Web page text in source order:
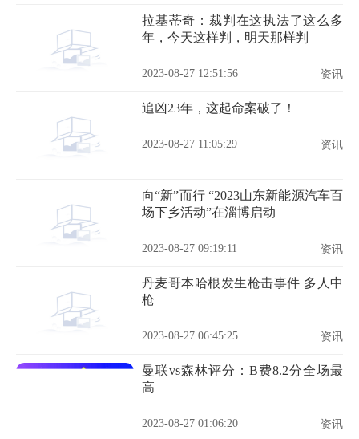
拉基蒂奇：裁判在这执法了这么多
年，今天这样判，明天那样判
2023-08-27 12:51:56 资讯
追凶23年，这起命案破了！
2023-08-27 11:05:29 资讯
向“新”而行 “2023山东新能源汽车百
场下乡活动”在淄博启动
2023-08-27 09:19:11 资讯
丹麦哥本哈根发生枪击事件 多人中
枪
2023-08-27 06:45:25 资讯
曼联vs森林评分：B费8.2分全场最
高
2023-08-27 01:06:20 资讯